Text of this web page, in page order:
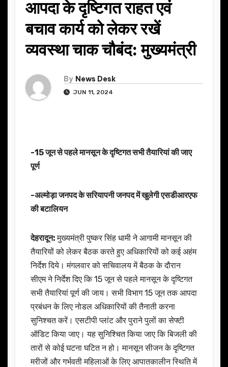
आपदा के दृष्टिगत राहत एवं
बचाव कार्य को लेकर रखें
व्यवस्था चाक चौबंद: मुख्यमंत्री
By News Desk
JUN 11, 2024
-15 जून से पहले मानसून के दृष्टिगत सभी तैयारियां की जाए
पूर्ण
-अल्मोड़ा जनपद के सरियापनी जनपद में खुलेगी एसडीआरएफ
की बटालियन
देहरादून:मुख्यमंत्री पुष्कर सिंह धामी ने आगामी मानसून की
तैयारियों को लेकर बैठक करते हुए अधिकारियों को कई अहंम
निर्देश दिये। मंगलवार को सचिवालय में बैठक के दौरान
सीएम ने निर्देश दिए कि 15 जून से पहले मानसून के दृष्टिगत
सभी तैयारियां पूर्ण की जाय। सभी विभाग 15 जून तक आपदा
प्रबंधन के लिए नोडल अधिकारियों की तैनाती करना
सुनिश्चत करें। एसटीपी प्लांट और पुराने पुलों का सेफ्टी
ऑडिट किया जाए। यह सुनिश्चित किया जाए कि बिजली की
तारों से कोई घटना घटित न हो। मानसून सीजन के दृष्टिगत
मरीजों और गर्भवती महिलाओं के लिए आपातकालीन स्थिति में